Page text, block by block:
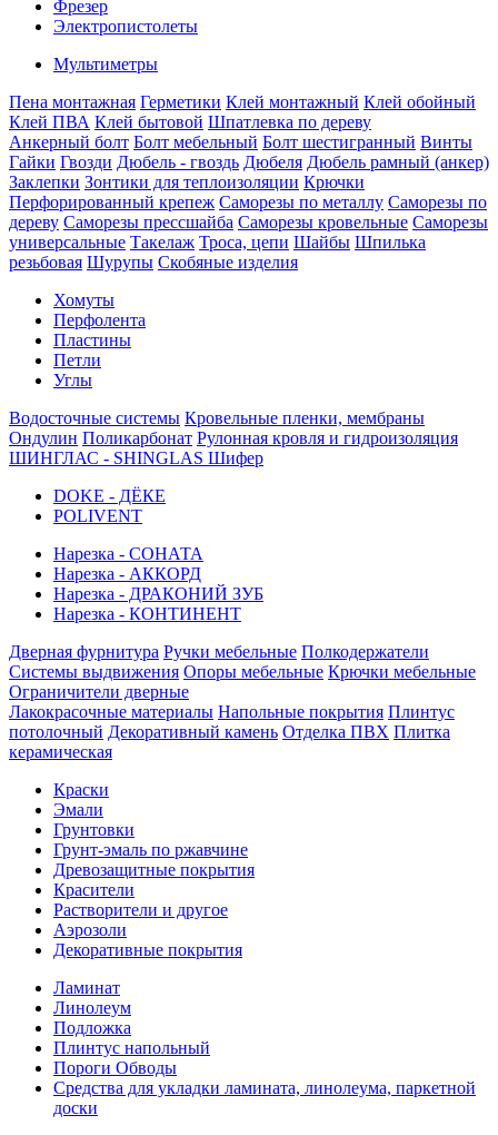
Фрезер
Электропистолеты
Мультиметры
Пена монтажная Герметики Клей монтажный Клей обойный
Клей ПВА Клей бытовой Шпатлевка по дереву
Анкерный болт Болт мебельный Болт шестигранный Винты
Гайки Гвозди Дюбель - гвоздь Дюбеля Дюбель рамный (анкер)
Заклепки Зонтики для теплоизоляции Крючки
Перфорированный крепеж Саморезы по металлу Саморезы по
дереву Саморезы прессшайба Саморезы кровельные Саморезы
универсальные Такелаж Троса, цепи Шайбы Шпилька
резьбовая Шурупы Скобяные изделия
Хомуты
Перфолента
Пластины
Петли
Углы
Водосточные системы Кровельные пленки, мембраны
Ондулин Поликарбонат Рулонная кровля и гидроизоляция
ШИНГЛАС - SHINGLAS Шифер
DOKE - ДЁКЕ
POLIVENT
Нарезка - СОНАТА
Нарезка - АККОРД
Нарезка - ДРАКОНИЙ ЗУБ
Нарезка - КОНТИНЕНТ
Дверная фурнитура Ручки мебельные Полкодержатели
Системы выдвижения Опоры мебельные Крючки мебельные
Ограничители дверные
Лакокрасочные материалы Напольные покрытия Плинтус
потолочный Декоративный камень Отделка ПВХ Плитка
керамическая
Краски
Эмали
Грунтовки
Грунт-эмаль по ржавчине
Древозащитные покрытия
Красители
Растворители и другое
Аэрозоли
Декоративные покрытия
Ламинат
Линолеум
Подложка
Плинтус напольный
Пороги Обводы
Средства для укладки ламината, линолеума, паркетной
доски